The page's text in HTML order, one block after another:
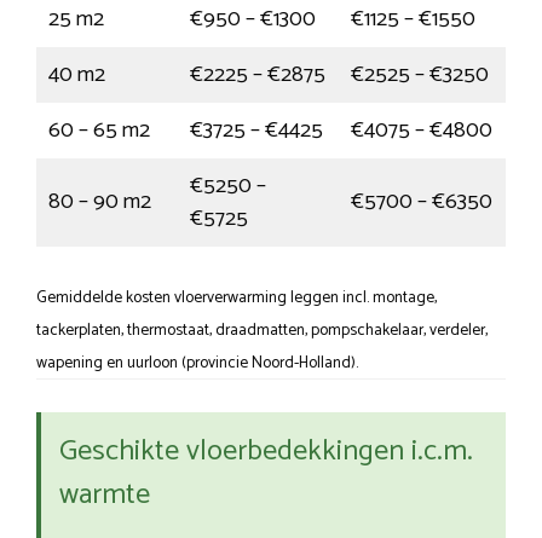
25 m2
€950 – €1300
€1125 – €1550
40 m2
€2225 – €2875
€2525 – €3250
60 – 65 m2
€3725 – €4425
€4075 – €4800
80 – 90 m2
€5250 –
€5725
€5700 – €6350
Gemiddelde kosten vloerverwarming leggen incl. montage,
tackerplaten, thermostaat, draadmatten, pompschakelaar, verdeler,
wapening en uurloon (provincie Noord-Holland).
Geschikte vloerbedekkingen i.c.m.
warmte